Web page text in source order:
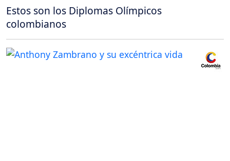
Estos son los Diplomas Olímpicos
colombianos